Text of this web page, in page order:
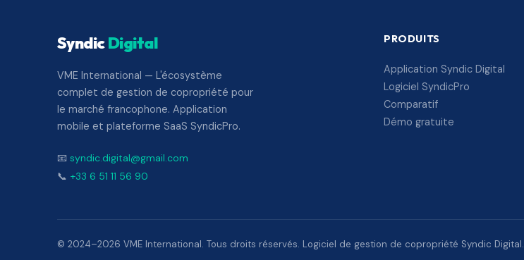
SyndicDigital
VME International — L'écosystème
complet de gestion de copropriété pour
le marché francophone. Application
mobile et plateforme SaaS SyndicPro.
📧 syndic.digital@gmail.com
📞 +33 6 51 11 56 90
PRODUITS
Application Syndic Digital
Logiciel SyndicPro
Comparatif
Démo gratuite
© 2024–2026 VME International. Tous droits réservés. Logiciel de gestion de copropriété Syndic Digital.